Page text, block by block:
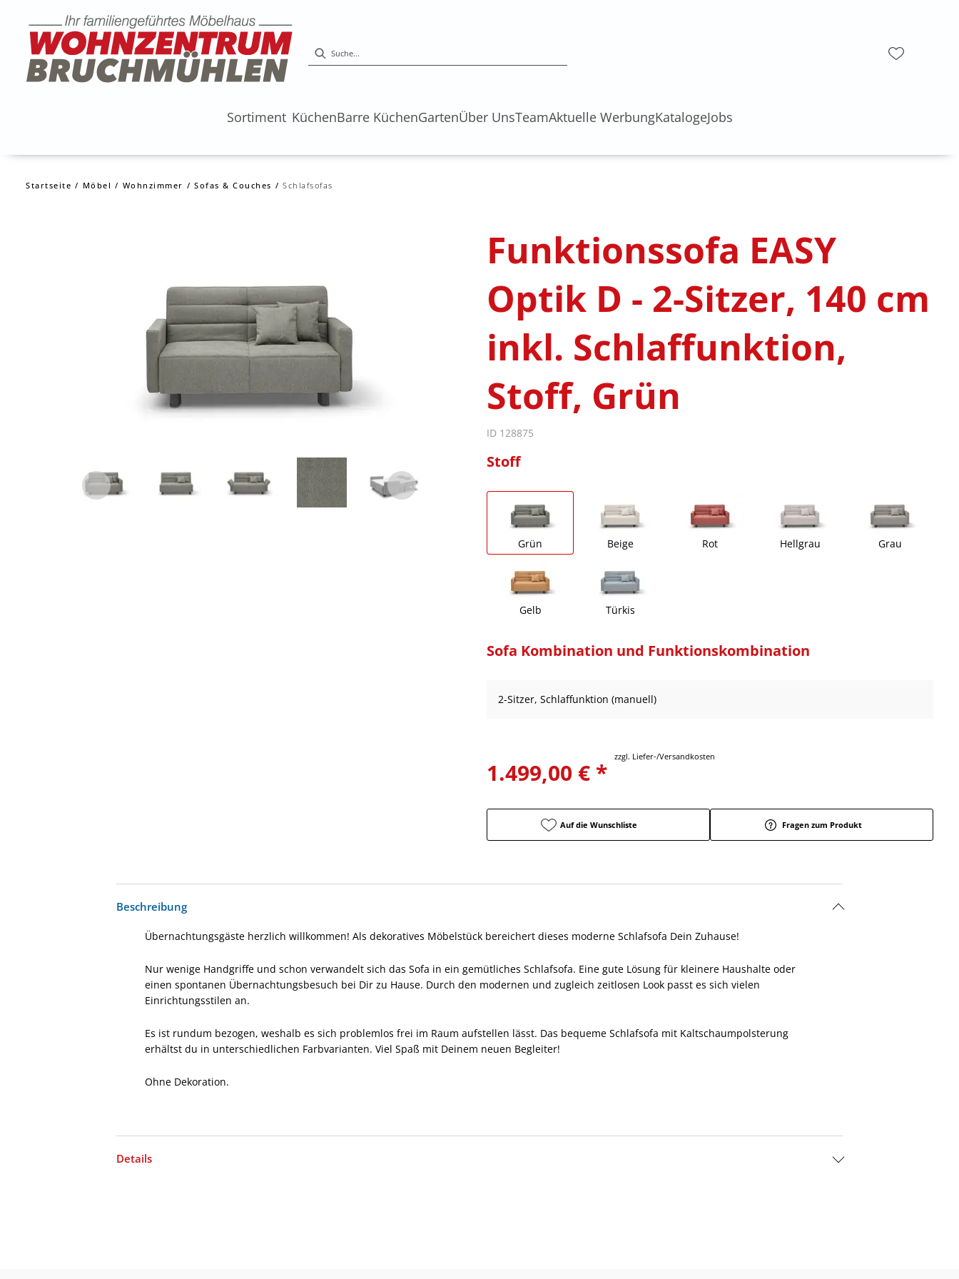
Sortiment KüchenBarre KüchenGartenÜber UnsTeamAktuelle WerbungKatalogeJobs
Startseite Möbel Wohnzimmer Sofas & Couches Schlafsofas
Funktionssofa EASY
Optik D - 2-Sitzer, 140 cm
inkl. Schlaffunktion,
Stoff, Grün
ID 128875
Stoff
Grün Beige Rot Hellgrau Grau
Gelb Türkis
Sofa Kombination und Funktionskombination
2-Sitzer, Schlaffunktion (manuell)
1.499,00 € *
zzgl. Liefer-/Versandkosten
Auf die Wunschliste Fragen zum Produkt
Beschreibung
Übernachtungsgäste herzlich willkommen! Als dekoratives Möbelstück bereichert dieses moderne Schlafsofa Dein Zuhause!
Nur wenige Handgriffe und schon verwandelt sich das Sofa in ein gemütliches Schlafsofa. Eine gute Lösung für kleinere Haushalte oder
einen spontanen Übernachtungsbesuch bei Dir zu Hause. Durch den modernen und zugleich zeitlosen Look passt es sich vielen
Einrichtungsstilen an.
Es ist rundum bezogen, weshalb es sich problemlos frei im Raum aufstellen lässt. Das bequeme Schlafsofa mit Kaltschaumpolsterung
erhältst du in unterschiedlichen Farbvarianten. Viel Spaß mit Deinem neuen Begleiter!
Ohne Dekoration.
Details